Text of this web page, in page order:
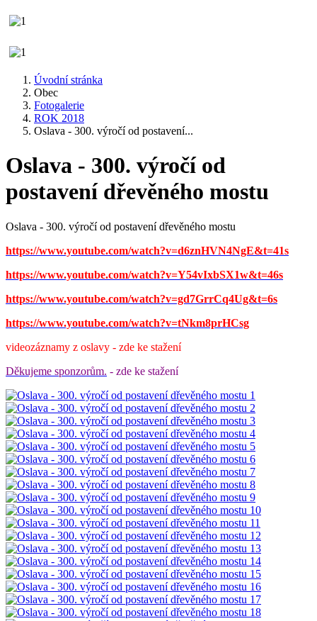
Úvodní stránka
Obec
Fotogalerie
ROK 2018
Oslava - 300. výročí od postavení...
Oslava - 300. výročí od
postavení dřevěného mostu
Oslava - 300. výročí od postavení dřevěného mostu
https://www.youtube.com/watch?v=d6znHVN4NgE&t=41s
https://www.youtube.com/watch?v=Y54vIxbSX1w&t=46s
https://www.youtube.com/watch?v=gd7GrrCq4Ug&t=6s
https://www.youtube.com/watch?v=tNkm8prHCsg
videozáznamy z oslavy - zde ke stažení
Děkujeme sponzorům. - zde ke stažení